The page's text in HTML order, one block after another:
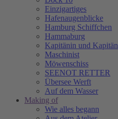
Einzigartiges
Hafenaugen­blicke
Hamburg Schiffchen
Hammaburg
Kapitänin und Kapitän
Maschinist
Möwenschiss
SEENOT RETTER
Übersee Werft
Auf dem Wasser
Making of
Wie alles begann